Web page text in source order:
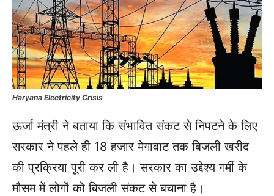
Haryana Electricity Crisis
ऊर्जा मंत्री ने बताया कि संभावित संकट से निपटने के लिए
सरकार ने पहले ही 18 हजार मेगावाट तक बिजली खरीद
की प्रक्रिया पूरी कर ली है। सरकार का उद्देश्य गर्मी के
मौसम में लोगों को बिजली संकट से बचाना है।